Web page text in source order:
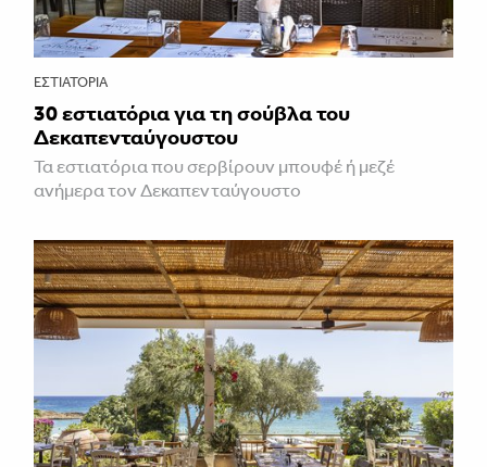
ΕΣΤΙΑΤΌΡΙΑ
30 εστιατόρια για τη σούβλα του
Δεκαπενταύγουστου
Τα εστιατόρια που σερβίρουν μπουφέ ή μεζέ
ανήμερα τον Δεκαπενταύγουστο